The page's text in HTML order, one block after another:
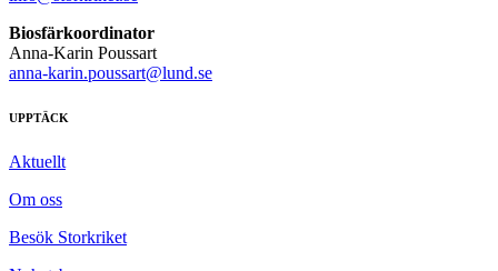
Biosfärkoordinator
Anna-Karin Poussart
anna-karin.poussart@lund.se
UPPTÄCK
Aktuellt
Om oss
Besök Storkriket